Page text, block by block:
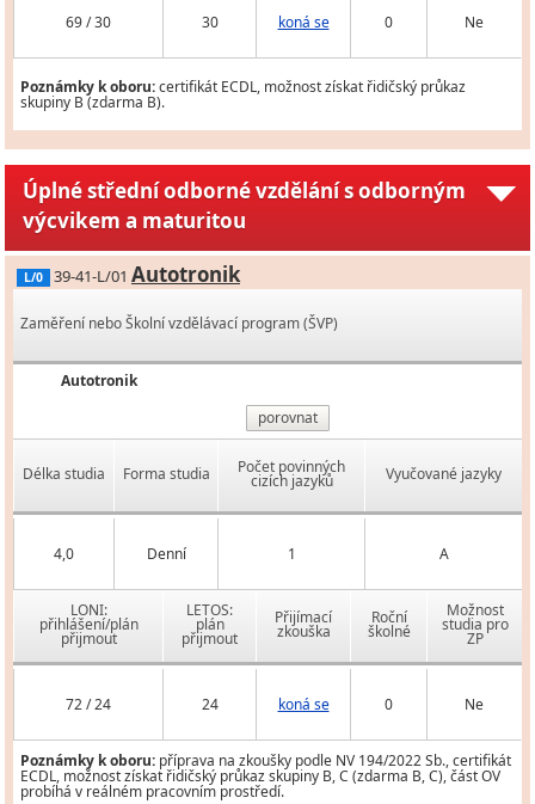
69 / 30 30 koná se 0 Ne
Poznámky k oboru:certifikát ECDL, možnost získat řidičský průkaz
skupiny B (zdarma B).
Úplné střední odborné vzdělání s odborným
výcvikem a maturitou
L/0 39-41-L/01 Autotronik
Zaměření nebo Školní vzdělávací program (ŠVP)
Autotronik
porovnat
Délka studia Forma studia Počet povinných
cizích jazyků Vyučované jazyky
4,0 Denní 1 A
LONI:
přihlášení/plán
přijmout
LETOS:
plán
přijmout
Přijímací
zkouška
Roční
školné
Možnost
studia pro
ZP
72 / 24 24 koná se 0 Ne
Poznámky k oboru: příprava na zkoušky podle NV 194/2022 Sb., certifikát
ECDL, možnost získat řidičský průkaz skupiny B, C (zdarma B, C), část OV
probíhá v reálném pracovním prostředí.